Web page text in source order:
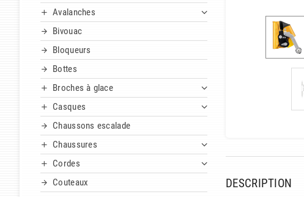
Avalanches
Bivouac
Bloqueurs
Bottes
Broches à glace
Casques
Chaussons escalade
Chaussures
Cordes
Couteaux
DESCRIPTION